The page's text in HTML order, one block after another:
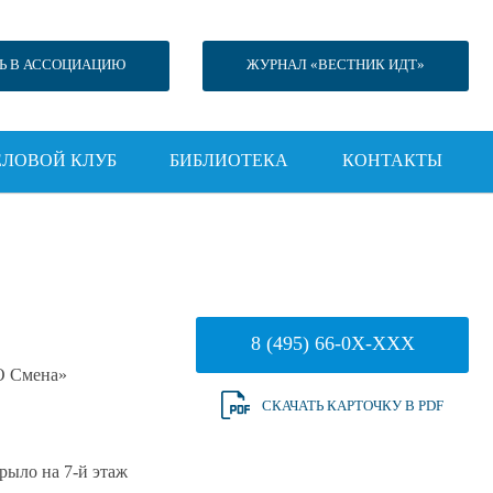
В АССОЦИАЦИЮ ЖУРНАЛ «ВЕСТНИК ИДТ»
КЛУБ БИБЛИОТЕКА КОНТАКТЫ
на 7-й этаж
8 (495) 66-0X-XXX
СКАЧАТЬ КАРТОЧКУ В PDF